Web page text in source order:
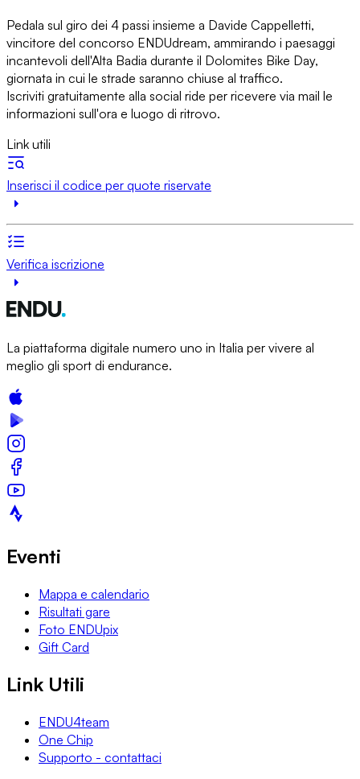
Pedala sul giro dei 4 passi insieme a Davide Cappelletti,
vincitore del concorso ENDUdream, ammirando i paesaggi
incantevoli dell'Alta Badia durante il Dolomites Bike Day,
giornata in cui le strade saranno chiuse al traffico.
Iscriviti gratuitamente alla social ride per ricevere via mail le
informazioni sull'ora e luogo di ritrovo.
Link utili
Inserisci il codice per quote riservate
Verifica iscrizione
La piattaforma digitale numero uno in Italia per vivere al
meglio gli sport di endurance.
Eventi
Mappa e calendario
Risultati gare
Foto ENDUpix
Gift Card
Link Utili
ENDU4team
One Chip
Supporto - contattaci